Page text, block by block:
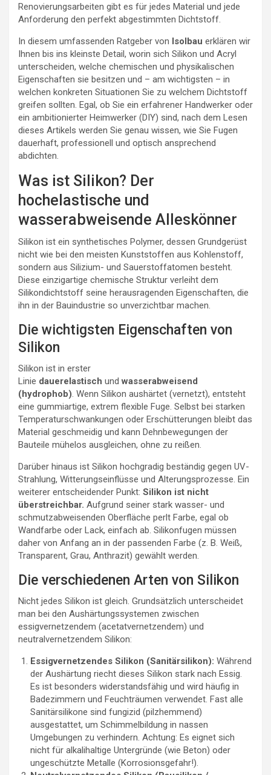
Renovierungsarbeiten gibt es für jedes Material und jede
Anforderung den perfekt abgestimmten Dichtstoff.
In diesem umfassenden Ratgeber von Isolbau erklären wir
Ihnen bis ins kleinste Detail, worin sich Silikon und Acryl
unterscheiden, welche chemischen und physikalischen
Eigenschaften sie besitzen und – am wichtigsten – in
welchen konkreten Situationen Sie zu welchem Dichtstoff
greifen sollten. Egal, ob Sie ein erfahrener Handwerker oder
ein ambitionierter Heimwerker (DIY) sind, nach dem Lesen
dieses Artikels werden Sie genau wissen, wie Sie Fugen
dauerhaft, professionell und optisch ansprechend
abdichten.
Was ist Silikon? Der
hochelastische und
wasserabweisende Alleskönner
Silikon ist ein synthetisches Polymer, dessen Grundgerüst
nicht wie bei den meisten Kunststoffen aus Kohlenstoff,
sondern aus Silizium- und Sauerstoffatomen besteht.
Diese einzigartige chemische Struktur verleiht dem
Silikondichtstoff seine herausragenden Eigenschaften, die
ihn in der Bauindustrie so unverzichtbar machen.
Die wichtigsten Eigenschaften von
Silikon
Silikon ist in erster
Linie dauerelastisch undwasserabweisend
(hydrophob). Wenn Silikon aushärtet (vernetzt), entsteht
eine gummiartige, extrem flexible Fuge. Selbst bei starken
Temperaturschwankungen oder Erschütterungen bleibt das
Material geschmeidig und kann Dehnbewegungen der
Bauteile mühelos ausgleichen, ohne zu reißen.
Darüber hinaus ist Silikon hochgradig beständig gegen UV-
Strahlung, Witterungseinflüsse und Alterungsprozesse. Ein
weiterer entscheidender Punkt: Silikon ist nicht
überstreichbar. Aufgrund seiner stark wasser- und
schmutzabweisenden Oberfläche perlt Farbe, egal ob
Wandfarbe oder Lack, einfach ab. Silikonfugen müssen
daher von Anfang an in der passenden Farbe (z. B. Weiß,
Transparent, Grau, Anthrazit) gewählt werden.
Die verschiedenen Arten von Silikon
Nicht jedes Silikon ist gleich. Grundsätzlich unterscheidet
man bei den Aushärtungssystemen zwischen
essigvernetzendem (acetatvernetzendem) und
neutralvernetzendem Silikon:
Essigvernetzendes Silikon (Sanitärsilikon): Während
der Aushärtung riecht dieses Silikon stark nach Essig.
Es ist besonders widerstandsfähig und wird häufig in
Badezimmern und Feuchträumen verwendet. Fast alle
Sanitärsilikone sind fungizid (pilzhemmend)
ausgestattet, um Schimmelbildung in nassen
Umgebungen zu verhindern. Achtung: Es eignet sich
nicht für alkalihaltige Untergründe (wie Beton) oder
ungeschützte Metalle (Korrosionsgefahr!).